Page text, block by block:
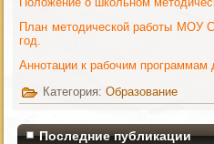
План методической работы МОУ
год.
Аннотации к рабочим программам
Категория:Образование
Последние публикации